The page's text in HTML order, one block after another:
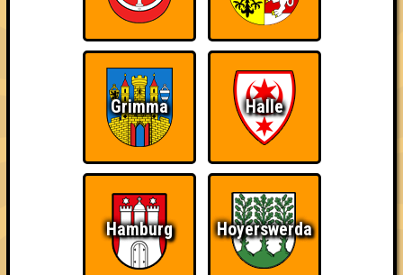
The Last of Us
Schon wieder zum
Wiederzehn macht
Quizveteran
Wir sind immer bei
Nerven aus Stahl
Grimma Halle
Hamburg Hoyerswerda